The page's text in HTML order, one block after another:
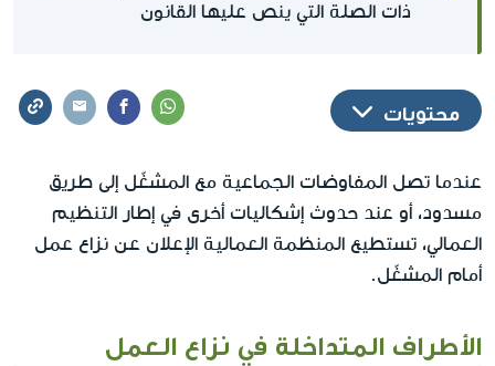
ذات الصلة التي ينص عليها القانون
محتويات
عندما تصل المفاوضات الجماعية مع المشغّل إلى طريق
مسدود، أو عند حدوث إشكاليات أخرى في إطار التنظيم
العمالي، تستطيع المنظمة العمالية الإعلان عن نزاع عمل
أمام المشغّل.
الأطراف المتداخلة في نزاع العمل